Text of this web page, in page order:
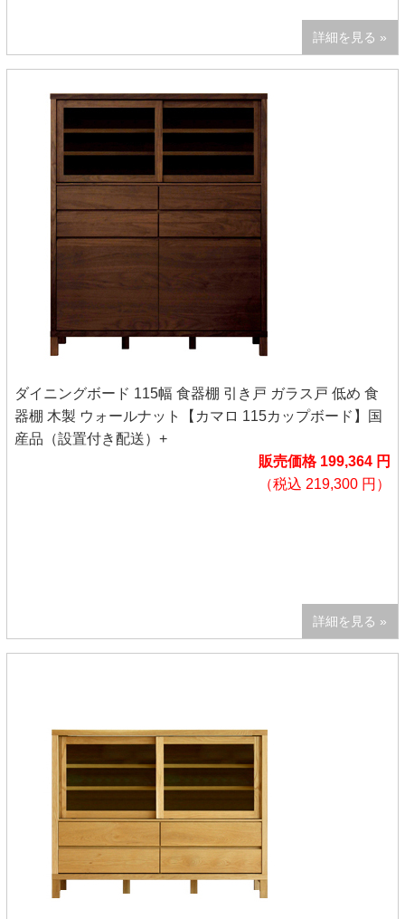
詳細を見る »
ダイニングボード 115幅 食器棚 引き戸 ガラス戸 低め 食
器棚 木製 ウォールナット【カマロ 115カップボード】国
産品（設置付き配送）+
販売価格 199,364 円
（税込 219,300 円）
詳細を見る »